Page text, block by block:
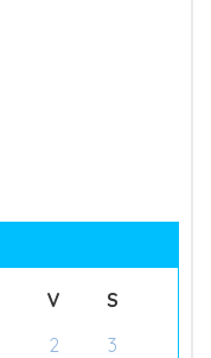
V
S
2
3